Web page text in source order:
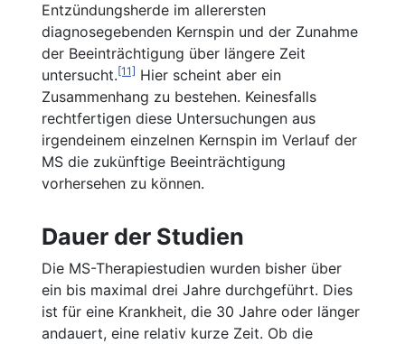
Entzündungsherde im allerersten
diagnosegebenden Kernspin und der Zunahme
der Beeinträchtigung über längere Zeit
untersucht.[11] Hier scheint aber ein
Zusammenhang zu bestehen. Keinesfalls
rechtfertigen diese Untersuchungen aus
irgendeinem einzelnen Kernspin im Verlauf der
MS die zukünftige Beeinträchtigung
vorhersehen zu können.
Dauer der Studien
Die MS-Therapiestudien wurden bisher über
ein bis maximal drei Jahre durchgeführt. Dies
ist für eine Krankheit, die 30 Jahre oder länger
andauert, eine relativ kurze Zeit. Ob die